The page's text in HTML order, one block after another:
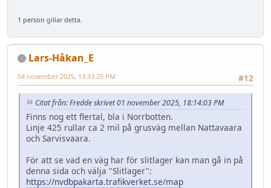
1 person gillar detta.
Lars-Håkan_E
#12
04 november 2025, 13:33:25 PM
Citat från: Fredde skrivet 01 november 2025, 18:14:03 PM
Finns nog ett flertal, bla i Norrbotten.
Linje 425 rullar ca 2 mil på grusväg mellan Nattavaara
och Sarvisvaara.
För att se vad en väg har för slitlager kan man gå in på
denna sida och välja "Slitlager":
https://nvdbpakarta.trafikverket.se/map